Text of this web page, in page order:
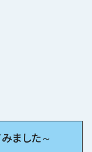
ました～